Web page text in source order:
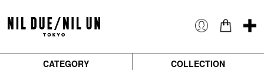
CATEGORY COLLECTION